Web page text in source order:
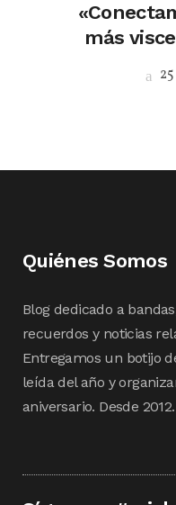
más
Quiénes Somos
Blog dedicado a
recuerdos y noticias
Entregamos un botijo
leída del año y
aniversario. Desde 2012.